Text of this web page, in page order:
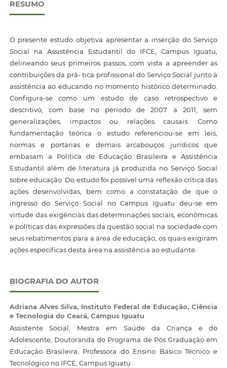
RESUMO
O presente estudo objetiva apresentar a inserção do Serviço
Social na Assistência Estudantil do IFCE, Campus Iguatu,
delineando seus primeiros passos, com vista a apreender as
contribuições da prá- tica profissional do Serviço Social junto à
assistência ao educando no momento histórico determinado.
Configura-se como um estudo de caso retrospectivo e
descritivo, com base no período de 2007 a 2011, sem
generalizações, impactos ou relações causais. Como
fundamentação teórica o estudo referenciou-se em leis,
normas e portarias e demais arcabouços jurídicos que
embasam a Política de Educação Brasileira e Assistência
Estudantil além de literatura já produzida no Serviço Social
sobre educação. Do estudo foi possível uma reflexão crítica das
ações desenvolvidas, bem como a constatação de que o
ingresso do Serviço Social no Campus Iguatu deu-se em
virtude das exigências das determinações sociais, econômicas
e políticas das expressões da questão social na sociedade com
seus rebatimentos para a área de educação, os quais exigiram
ações específicas desta área na assistência ao estudante.
BIOGRAFIA DO AUTOR
Adriana Alves Silva, Instituto Federal de Educação, Ciência
e Tecnologia do Ceará, Campus Iguatu
Assistente Social, Mestra em Saúde da Criança e do
Adolescente, Doutoranda do Programa de Pós Graduação em
Educação Brasileira, Professora do Ensino Básico Técnico e
Tecnológico no IFCE, Campus Iguatu.